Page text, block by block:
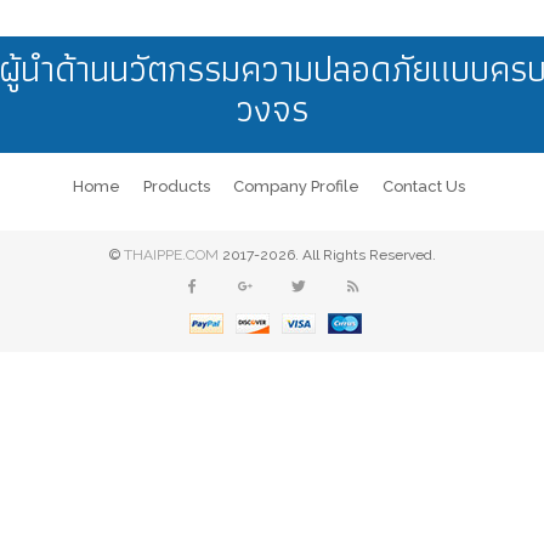
งานจราจร
นำด้านนวัตกรรมความปลอดภัยแบบคร
วงจร
Home Products Company Profile Contact Us
© THAIPPE.COM 2017-2026. All Rights Reserved.